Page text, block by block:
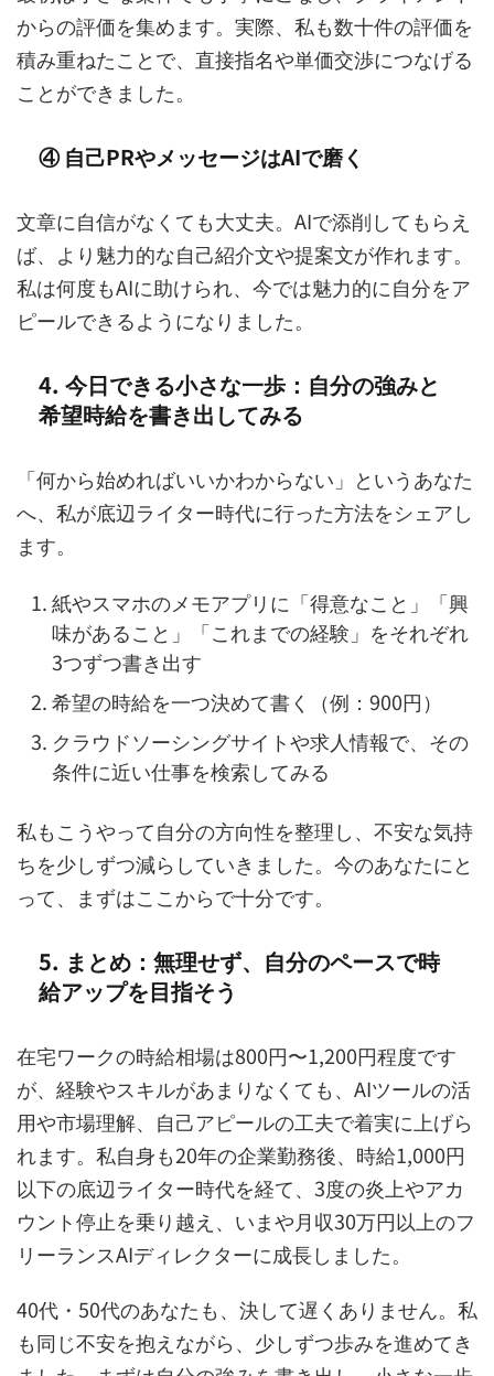
からの評価を集めます。実際、私も数十件の評価を
積み重ねたことで、直接指名や単価交渉につなげる
ことができました。
④ 自己PRやメッセージはAIで磨く
文章に自信がなくても大丈夫。AIで添削してもらえ
ば、より魅力的な自己紹介文や提案文が作れます。
私は何度もAIに助けられ、今では魅力的に自分をア
ピールできるようになりました。
4. 今日できる小さな一歩：自分の強みと
希望時給を書き出してみる
「何から始めればいいかわからない」というあなた
へ、私が底辺ライター時代に行った方法をシェアし
ます。
紙やスマホのメモアプリに「得意なこと」「興
味があること」「これまでの経験」をそれぞれ
3つずつ書き出す
希望の時給を一つ決めて書く（例：900円）
クラウドソーシングサイトや求人情報で、その
条件に近い仕事を検索してみる
私もこうやって自分の方向性を整理し、不安な気持
ちを少しずつ減らしていきました。今のあなたにと
って、まずはここからで十分です。
5. まとめ：無理せず、自分のペースで時
給アップを目指そう
在宅ワークの時給相場は800円〜1,200円程度です
が、経験やスキルがあまりなくても、AIツールの活
用や市場理解、自己アピールの工夫で着実に上げら
れます。私自身も20年の企業勤務後、時給1,000円
以下の底辺ライター時代を経て、3度の炎上やアカ
ウント停止を乗り越え、いまや月収30万円以上のフ
リーランスAIディレクターに成長しました。
40代・50代のあなたも、決して遅くありません。私
も同じ不安を抱えながら、少しずつ歩みを進めてき